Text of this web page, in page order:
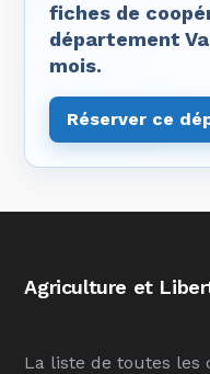
fiches de
département
mois.
Réserver ce
Agriculture et
La liste de toutes les